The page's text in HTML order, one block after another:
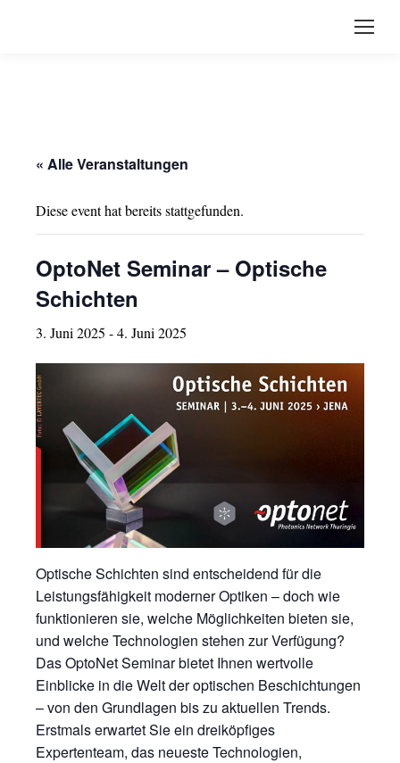
« Alle Veranstaltungen
Diese event hat bereits stattgefunden.
OptoNet Seminar – Optische
Schichten
3. Juni 2025 -4. Juni 2025
Optische Schichten sind entscheidend für die
Leistungsfähigkeit moderner Optiken – doch wie
funktionieren sie, welche Möglichkeiten bieten sie,
und welche Technologien stehen zur Verfügung?
Das OptoNet Seminar bietet Ihnen wertvolle
Einblicke in die Welt der optischen Beschichtungen
– von den Grundlagen bis zu aktuellen Trends.
Erstmals erwartet Sie ein dreiköpfiges
Expertenteam, das neueste Technologien,